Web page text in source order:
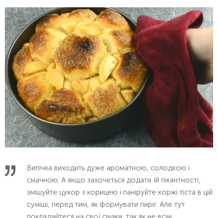
Випічка виходить дуже ароматною, солодкою і
смачною. А якщо захочеться додати їй пікантності,
змішуйте цукор з корицею і паніруйте коржі тіста в цій
суміші, перед тим, як формувати пиріг. Але тут